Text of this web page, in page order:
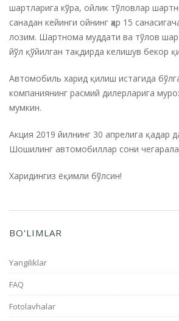
шартларига кўра, ойлик тўловлар
санадан кейинги ойнинг ҳар 15
лозим. Шартнома муддати ва тўлов
йўл қўйилган тақдирда келишув бекор
Автомобиль харид қилиш истагида
компаниянинг расмий дилерларига
мумкин.
Акция 2019 йилнинг 30 апрелига қадар
Шошилинг автомобиллар сони
Харидингиз ёқимли бўлсин!
BO'LIMLAR
Yangiliklar
FAQ
Fotolavhalar